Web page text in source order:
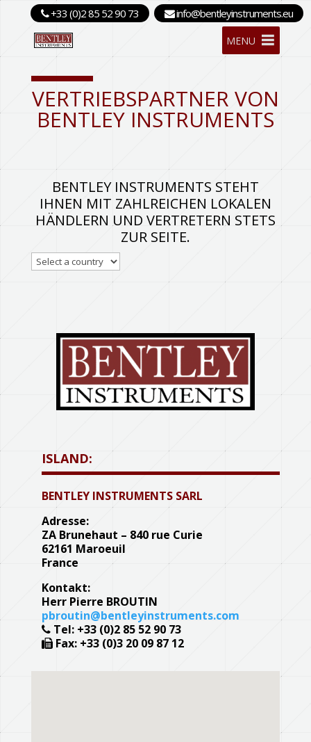
+33 (0)2 85 52 90 73 info@bentleyinstruments.eu
MENU
VERTRIEBSPARTNER VON
BENTLEY INSTRUMENTS
BENTLEY INSTRUMENTS STEHT
IHNEN MIT ZAHLREICHEN LOKALEN
HÄNDLERN UND VERTRETERN STETS
ZUR SEITE.
ISLAND:
BENTLEY INSTRUMENTS SARL
Adresse:
ZA Brunehaut – 840 rue Curie
62161 Maroeuil
France
Kontakt:
Herr Pierre BROUTIN
pbroutin@bentleyinstruments.com
Tel: +33 (0)2 85 52 90 73
Fax: +33 (0)3 20 09 87 12